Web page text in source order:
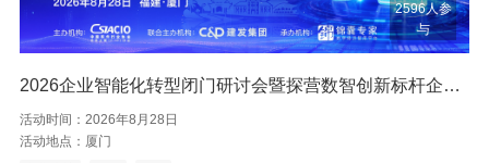
2596人参
与
2026企业智能化转型闭门研讨会暨探营数智创新标杆企业——厦门建发
活动时间： 2026年8月28日
活动地点： 厦门